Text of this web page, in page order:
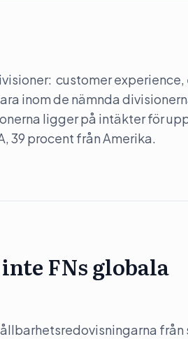
customer
inom de nämnda
ligger på intäkter för
39 procent från Amerika.
FNs globala
från